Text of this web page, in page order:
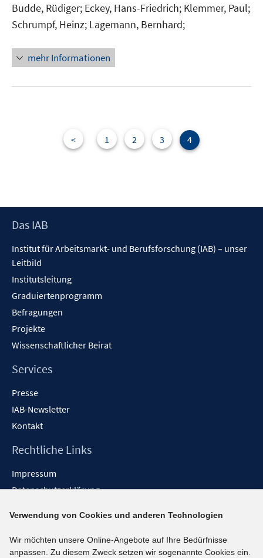
Budde, Rüdiger; Eckey, Hans-Friedrich; Klemmer, Paul;
Schrumpf, Heinz; Lagemann, Bernhard;
mehr Informationen
< 1 2 3 4
Footer
Das IAB
Institut für Arbeitsmarkt- und Berufsforschung (IAB) – unser
Leitbild
Institutsleitung
Graduiertenprogramm
Befragungen
Projekte
Wissenschaftlicher Beirat
Services
Presse
IAB-Newsletter
Kontakt
Rechtliche Links
Impressum
Datenschutzerklärung
Barrieren melden
Social-Media-Kanäle
Verwendung von Cookies und anderen Technologien
Wir möchten unsere Online-Angebote auf Ihre Bedürfnisse
anpassen. Zu diesem Zweck setzen wir sogenannte Cookies ein.